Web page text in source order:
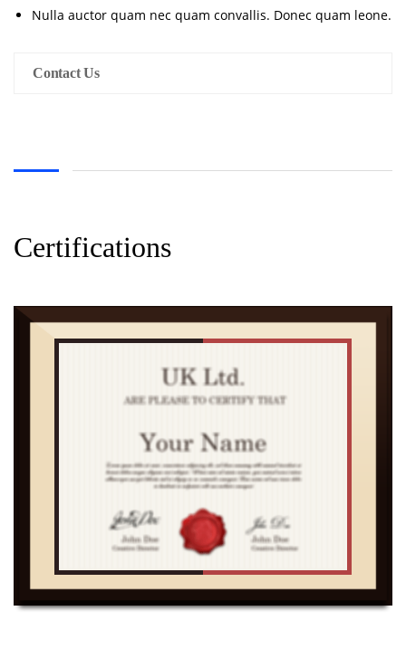
Nulla auctor quam nec quam convallis. Donec quam leone.
Contact Us
Certifications